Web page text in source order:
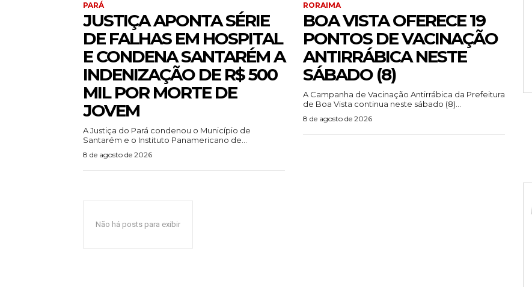
PARÁ
JUSTIÇA APONTA SÉRIE
DE FALHAS EM HOSPITAL
E CONDENA SANTARÉM A
INDENIZAÇÃO DE R$ 500
MIL POR MORTE DE
JOVEM
A Justiça do Pará condenou o Município de
Santarém e o Instituto Panamericano de...
8 de agosto de 2026
RORAIMA
BOA VISTA OFERECE 19
PONTOS DE VACINAÇÃO
ANTIRRÁBICA NESTE
SÁBADO (8)
A Campanha de Vacinação Antirrábica da Prefeitura
de Boa Vista continua neste sábado (8)...
8 de agosto de 2026
Não há posts para exibir